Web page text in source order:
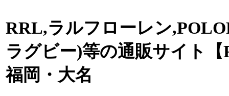
RRL,ラルフローレン
ラグビー)等の通販サイト
福岡・大名